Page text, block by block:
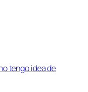
tengo idea de